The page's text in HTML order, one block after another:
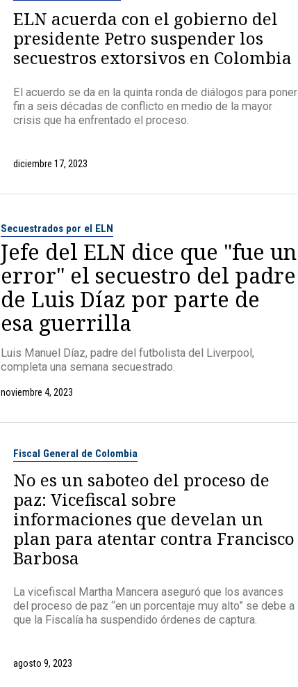
ELN acuerda con el gobierno del
presidente Petro suspender los
secuestros extorsivos en Colombia
El acuerdo se da en la quinta ronda de diálogos para poner
fin a seis décadas de conflicto en medio de la mayor
crisis que ha enfrentado el proceso.
diciembre 17, 2023
Secuestrados por el ELN
Jefe del ELN dice que "fue un
error" el secuestro del padre
de Luis Díaz por parte de
esa guerrilla
Luis Manuel Díaz, padre del futbolista del Liverpool,
completa una semana secuestrado.
noviembre 4, 2023
Fiscal General de Colombia
No es un saboteo del proceso de
paz: Vicefiscal sobre
informaciones que develan un
plan para atentar contra Francisco
Barbosa
La vicefiscal Martha Mancera aseguró que los avances
del proceso de paz “en un porcentaje muy alto” se debe a
que la Fiscalía ha suspendido órdenes de captura.
agosto 9, 2023